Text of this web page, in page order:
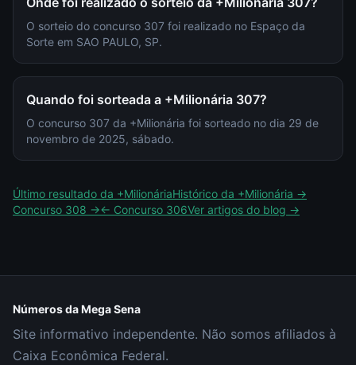
O sorteio do concurso 307 foi realizado no Espaço da
Sorte em SAO PAULO, SP.
Quando foi sorteada a +Milionária 307?
O concurso 307 da +Milionária foi sorteado no dia 29 de
novembro de 2025, sábado.
Último resultado da +MilionáriaHistórico da +Milionária →
Concurso 308 →← Concurso 306Ver artigos do blog →
Números da Mega Sena
Site informativo independente. Não somos afiliados à
Caixa Econômica Federal.